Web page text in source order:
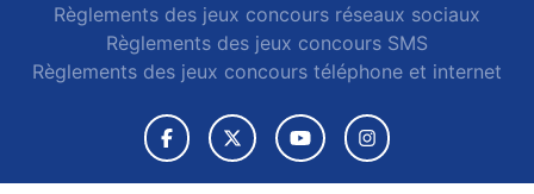
Règlements des jeux concours réseaux sociaux
Règlements des jeux concours SMS
Règlements des jeux concours téléphone et internet